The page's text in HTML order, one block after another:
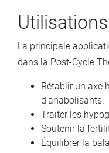
La principale
dans la Post-Cycle
Rétablir un axe
d’anabolisants.
Traiter les
Soutenir la
Équilibrer la